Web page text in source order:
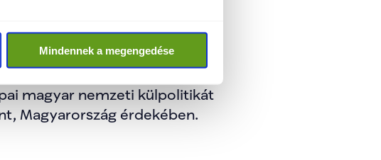
Mindennek a megengedése
és nemzetközi súlyt, amely
magyar nemzeti külpolitikát
Magyarország érdekében.